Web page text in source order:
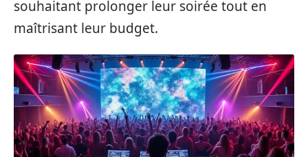
souhaitant prolonger leur soirée tout en
maîtrisant leur budget.